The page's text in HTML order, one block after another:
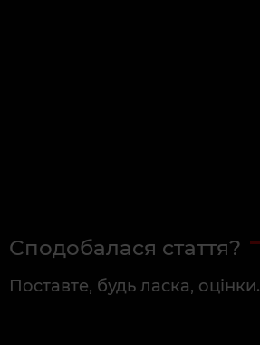
Сподобалася стаття?
Поставте, будь ласка, оцінки.